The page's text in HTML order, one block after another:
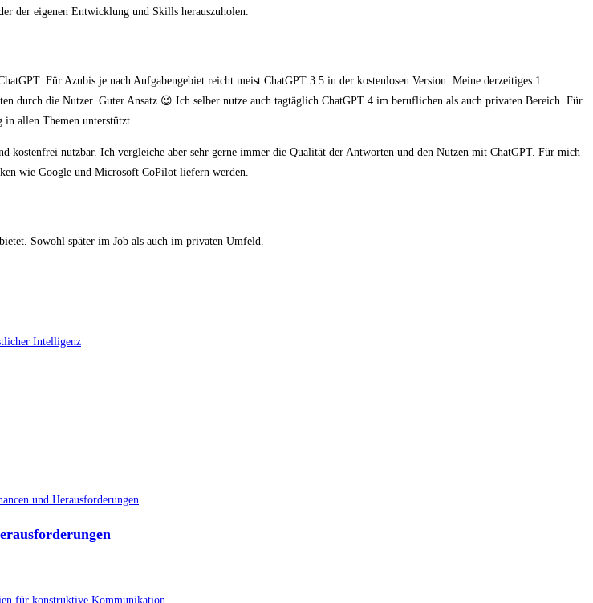
der eigenen Entwicklung und Skills herauszuholen.
Für Azubis je nach Aufgabengebiet reicht meist ChatGPT 3.5 in der kostenlosen Version. Meine derzeitiges 1.
die Nutzer. Guter Ansatz 😉 Ich selber nutze auch tagtäglich ChatGPT 4 im beruflichen als auch privaten Bereich. Für
allen Themen unterstützt.
nutzbar. Ich vergleiche aber sehr gerne immer die Qualität der Antworten und den Nutzen mit ChatGPT. Für mich
wie Google und Microsoft CoPilot liefern werden.
Sowohl später im Job als auch im privaten Umfeld.
Intelligenz